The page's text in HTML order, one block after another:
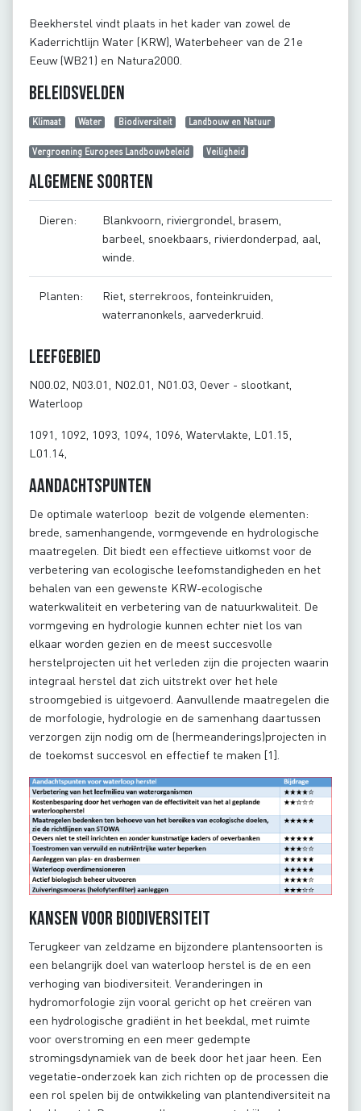
Beekherstel vindt plaats in het kader van zowel de
Kaderrichtlijn Water (KRW), Waterbeheer van de 21e
Eeuw (WB21) en Natura2000.
Beleidsvelden
Klimaat Water Biodiversiteit Landbouw en Natuur
Vergroening Europees Landbouwbeleid Veiligheid
Algemene soorten
Dieren:
Blankvoorn, riviergrondel, brasem,
barbeel, snoekbaars, rivierdonderpad, aal,
winde.
Planten:
Riet, sterrekroos, fonteinkruiden,
waterranonkels, aarvederkruid.
Leefgebied
N00.02, N03.01, N02.01, N01.03, Oever - slootkant,
Waterloop
1091, 1092, 1093, 1094, 1096, Watervlakte, L01.15,
L01.14,
Aandachtspunten
De optimale waterloop bezit de volgende elementen:
brede, samenhangende, vormgevende en hydrologische
maatregelen. Dit biedt een effectieve uitkomst voor de
verbetering van ecologische leefomstandigheden en het
behalen van een gewenste KRW-ecologische
waterkwaliteit en verbetering van de natuurkwaliteit. De
vormgeving en hydrologie kunnen echter niet los van
elkaar worden gezien en de meest succesvolle
herstelprojecten uit het verleden zijn die projecten waarin
integraal herstel dat zich uitstrekt over het hele
stroomgebied is uitgevoerd. Aanvullende maatregelen die
de morfologie, hydrologie en de samenhang daartussen
verzorgen zijn nodig om de (hermeanderings)projecten in
de toekomst succesvol en effectief te maken [1].
Kansen voor biodiversiteit
Terugkeer van zeldzame en bijzondere plantensoorten is
een belangrijk doel van waterloop herstel is de en een
verhoging van biodiversiteit. Veranderingen in
hydromorfologie zijn vooral gericht op het creëren van
een hydrologische gradiënt in het beekdal, met ruimte
voor overstroming en een meer gedempte
stromingsdynamiek van de beek door het jaar heen. Een
vegetatie-onderzoek kan zich richten op de processen die
een rol spelen bij de ontwikkeling van plantendiversiteit na